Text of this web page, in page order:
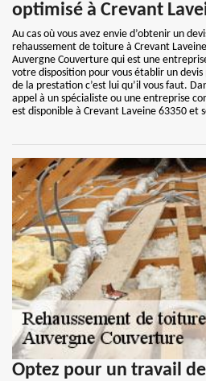
optimisé à Crevant
Au cas où vous avez envie d’obtenir un
rehaussement de toiture à Crevant
Auvergne Couverture qui est une
votre disposition pour vous établir un
de la prestation c’est lui qu’il vous faut.
appel à un spécialiste ou une entreprise
est disponible à Crevant Laveine 63350 et
Optez pour un travail